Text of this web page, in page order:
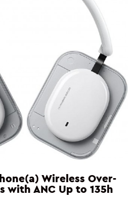
Wireless Over-
with ANC Up to 135h